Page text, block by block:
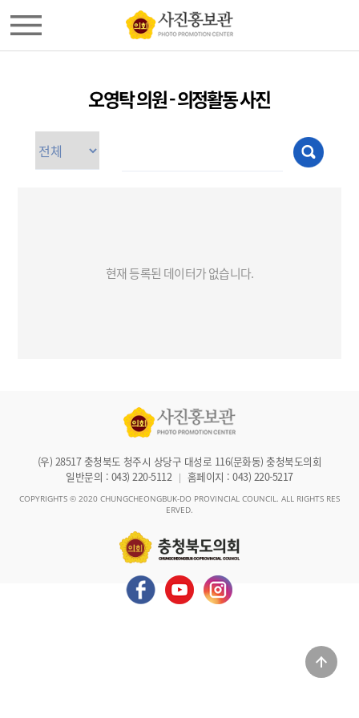
오영탁 의원 - 의정활동 사진
현재 등록된 데이터가 없습니다.
(우) 28517 충청북도 청주시 상당구 대성로 116(문화동) 충청북도의회
일반문의 : 043) 220-5112 | 홈페이지 : 043) 220-5217
COPYRIGHTS © 2020 CHUNGCHEONGBUK-DO PROVINCIAL COUNCIL. ALL RIGHTS RES
ERVED.